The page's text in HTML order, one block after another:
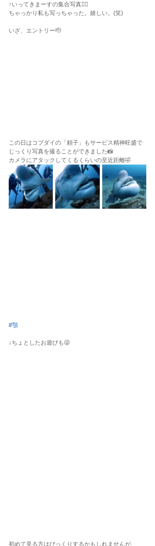
↑いってきまーすの集合写真✌🏾
ちゃっかり私も写っちゃった。嬉しい。(笑)
いざ、エントリー🫡
この日はコブダイの「頼子」もサービス精神旺盛で
じっくり写真を撮ることができました📸
カメラにアタックしてくるくらいの至近距離🤣
#顎
↓ちょとしたお遊びも😜
初めて見る方はびっくりするかもしれませんが、